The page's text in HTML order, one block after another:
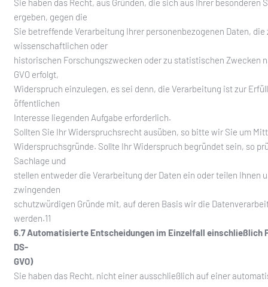
Sie haben das Recht, aus Gründen, die sich aus Ihrer besonderen
ergeben, gegen die
Sie betreffende Verarbeitung Ihrer personenbezogenen Daten, die
wissenschaftlichen oder
historischen Forschungszwecken oder zu statistischen Zwecken
GVO erfolgt,
Widerspruch einzulegen, es sei denn, die Verarbeitung ist zur
öffentlichen
Interesse liegenden Aufgabe erforderlich.
Sollten Sie Ihr Widerspruchsrecht ausüben, so bitte wir Sie um
Widerspruchsgründe. Sollte Ihr Widerspruch begründet sein, so
Sachlage und
stellen entweder die Verarbeitung der Daten ein oder teilen Ihnen
zwingenden
schutzwürdigen Gründe mit, auf deren Basis wir die
werden.11
6.7 Automatisierte Entscheidungen im Einzelfall einschließlich
DS-
GVO)
Sie haben das Recht, nicht einer ausschließlich auf einer